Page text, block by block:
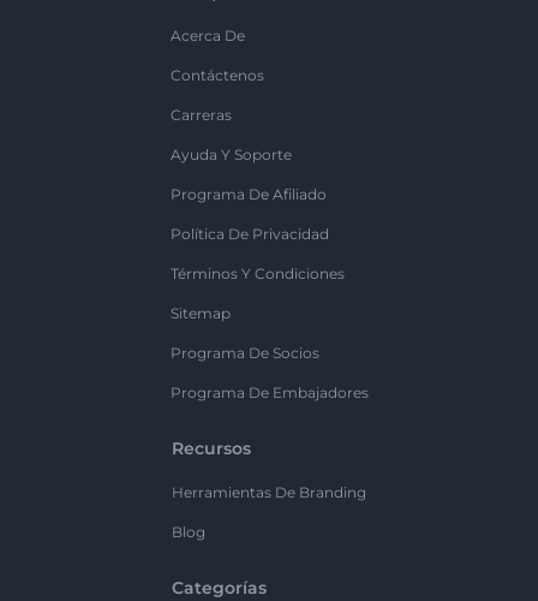
Acerca De
Contáctenos
Carreras
Ayuda Y Soporte
Programa De Afiliado
Política De Privacidad
Términos Y Condiciones
Sitemap
Programa De Socios
Programa De Embajadores
Recursos
Herramientas De Branding
Blog
Categorías